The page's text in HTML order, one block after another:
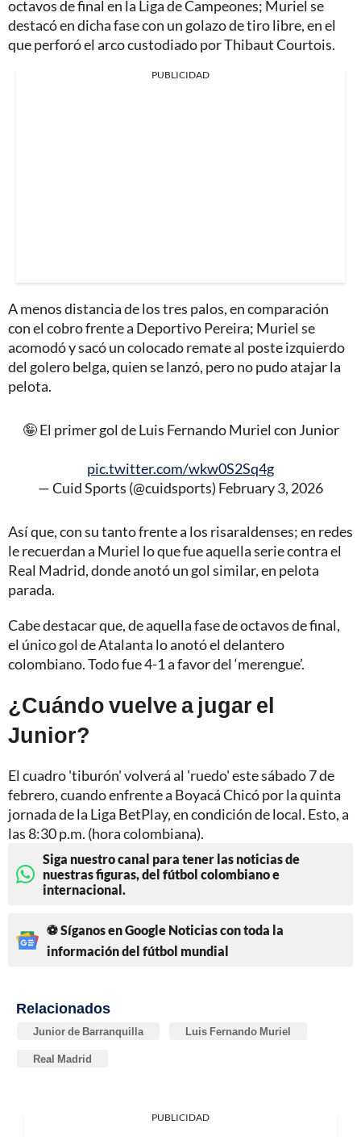
octavos de final en la Liga de Campeones; Muriel se
destacó en dicha fase con un golazo de tiro libre, en el
que perforó el arco custodiado por Thibaut Courtois.
PUBLICIDAD
A menos distancia de los tres palos, en comparación
con el cobro frente a Deportivo Pereira; Muriel se
acomodó y sacó un colocado remate al poste izquierdo
del golero belga, quien se lanzó, pero no pudo atajar la
pelota.
🤪 El primer gol de Luis Fernando Muriel con Junior
pic.twitter.com/wkw0S2Sq4g
— Cuid Sports (@cuidsports) February 3, 2026
Así que, con su tanto frente a los risaraldenses; en redes
le recuerdan a Muriel lo que fue aquella serie contra el
Real Madrid, donde anotó un gol similar, en pelota
parada.
Cabe destacar que, de aquella fase de octavos de final,
el único gol de Atalanta lo anotó el delantero
colombiano. Todo fue 4-1 a favor del ‘merengue’.
¿Cuándo vuelve a jugar el
Junior?
El cuadro 'tiburón' volverá al 'ruedo' este sábado 7 de
febrero, cuando enfrente a Boyacá Chicó por la quinta
jornada de la Liga BetPlay, en condición de local. Esto, a
las 8:30 p.m. (hora colombiana).
Siga nuestro canal para tener las noticias de
nuestras figuras, del fútbol colombiano e
internacional.
⚽ Síganos en Google Noticias con toda la
información del fútbol mundial
Relacionados
Junior de Barranquilla Luis Fernando Muriel
Real Madrid
PUBLICIDAD